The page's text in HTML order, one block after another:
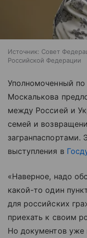
Источник: Совет
Российской Федерации
Уполномоченный по
Москалькова
между Россией и
семей и
загранпаспортами.
выступления в
«Наверное, надо
какой-то один
для российских
приехать к своим
Но документов уже